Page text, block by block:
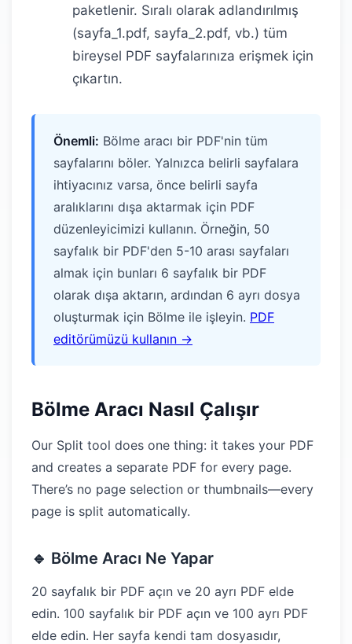
paketlenir. Sıralı olarak adlandırılmış
(sayfa_1.pdf, sayfa_2.pdf, vb.) tüm
bireysel PDF sayfalarınıza erişmek için
çıkartın.
Önemli: Bölme aracı bir PDF'nin tüm
sayfalarını böler. Yalnızca belirli sayfalara
ihtiyacınız varsa, önce belirli sayfa
aralıklarını dışa aktarmak için PDF
düzenleyicimizi kullanın. Örneğin, 50
sayfalık bir PDF'den 5-10 arası sayfaları
almak için bunları 6 sayfalık bir PDF
olarak dışa aktarın, ardından 6 ayrı dosya
oluşturmak için Bölme ile işleyin. PDF
editörümüzü kullanın →
Bölme Aracı Nasıl Çalışır
Our Split tool does one thing: it takes your PDF
and creates a separate PDF for every page.
There’s no page selection or thumbnails—every
page is split automatically.
🔹 Bölme Aracı Ne Yapar
20 sayfalık bir PDF açın ve 20 ayrı PDF elde
edin. 100 sayfalık bir PDF açın ve 100 ayrı PDF
elde edin. Her sayfa kendi tam dosyasıdır,